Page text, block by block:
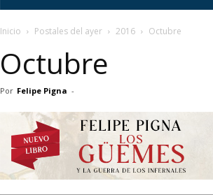
Inicio Postales del ayer 2016 Octubre
Octubre
Por Felipe Pigna -